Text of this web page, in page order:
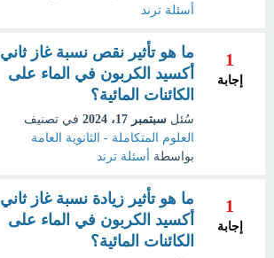
أسئلة ترند
1
إجابة
ما هو تأثير نقص نسبة غاز ثاني
أكسيد الكربون في الماء على
الكائنات المائية؟
سُئل سبتمبر 17، 2024
في تصنيف
العلوم المتكاملة - الثانوية العامة
بواسطة
أسئلة ترند
1
إجابة
ما هو تأثير زيادة نسبة غاز ثاني
أكسيد الكربون في الماء على
الكائنات المائية؟